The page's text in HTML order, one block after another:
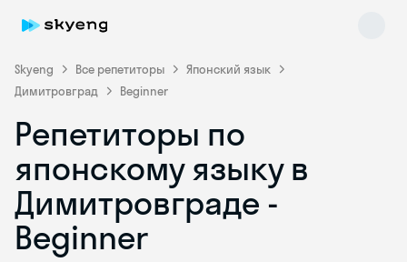
Skyeng Все репетиторы
Японский язык
Димитровград
Beginner
Репетиторы по
японскому языку в
Димитровграде -
Beginner
Skyeng Chat
online